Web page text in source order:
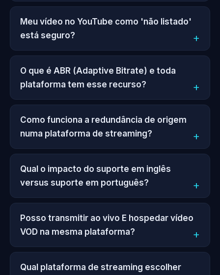
Meu vídeo no YouTube como 'não listado'
está seguro?
O que é ABR (Adaptive Bitrate) e toda
plataforma tem esse recurso?
Como funciona a redundância de origem
numa plataforma de streaming?
Qual o impacto do suporte em inglês
versus suporte em português?
Posso transmitir ao vivo E hospedar vídeo
VOD na mesma plataforma?
Qual plataforma de streaming escolher